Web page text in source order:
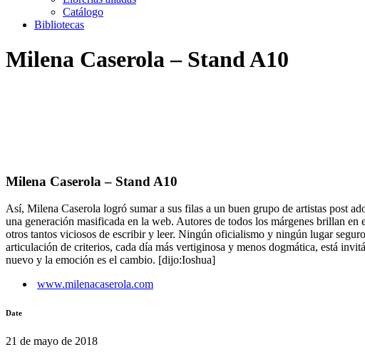
Catálogo
Bibliotecas
Milena Caserola – Stand A10
Milena Caserola – Stand A10
Así, Milena Caserola logró sumar a sus filas a un buen grupo de artistas post
una generación masificada en la web. Autores de todos los márgenes brillan
otros tantos viciosos de escribir y leer. Ningún oficialismo y ningún lugar
articulación de criterios, cada día más vertiginosa y menos dogmática, está
nuevo y la emoción es el cambio. [dijo:Ioshua]
www.milenacaserola.com
Date
21 de mayo de 2018